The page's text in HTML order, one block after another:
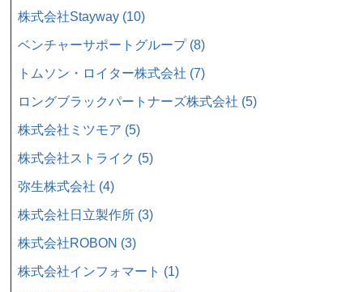
株式会社Stayway (10)
ベンチャーサポートグループ (8)
トムソン・ロイター株式会社 (7)
ロングブラックパートナーズ株式会社 (5)
株式会社ミツモア (5)
株式会社ストライク (5)
弥生株式会社 (4)
株式会社日立製作所 (3)
株式会社ROBON (3)
株式会社インフォマート (1)